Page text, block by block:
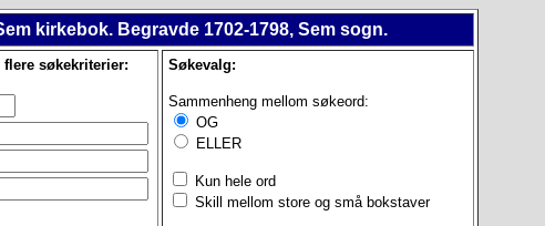
kirkebok. Begravde 1702-1798, Sem sogn.
søkekriterier: Søkevalg:
Sammenheng mellom søkeord:
OG
ELLER
Kun hele ord
Skill mellom store og små bokstaver